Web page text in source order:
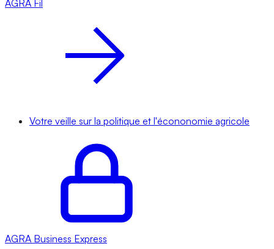
AGRA Fil
Votre veille sur la politique et l'écononomie agricole
AGRA Business Express